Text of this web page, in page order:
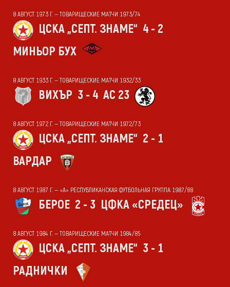
8 АВГУСТ 1973 Г. — ТОВАРИЩЕСКИЕ МАТЧИ 1973/74
ЦСКА „СЕПТ. ЗНАМЕ“ 4 - 2
МИНЬОР БУХ
8 АВГУСТ 1933 Г. — ТОВАРИЩЕСКИЕ МАТЧИ 1932/33
ВИХЪР 3 - 4 АС 23
8 АВГУСТ 1972 Г. — ТОВАРИЩЕСКИЕ МАТЧИ 1972/73
ЦСКА „СЕПТ. ЗНАМЕ“ 2 - 1
ВАРДАР
8 АВГУСТ 1987 Г. — «А» РЕСПУБЛИКАНСКАЯ ФУТБОЛЬНАЯ ГРУППА 1987/88
БЕРОЕ 2 - 3 ЦФКА «СРЕДЕЦ»
8 АВГУСТ 1984 Г. — ТОВАРИЩЕСКИЕ МАТЧИ 1984/85
ЦСКА „СЕПТ. ЗНАМЕ“ 3 - 1
РАДНИЧКИ